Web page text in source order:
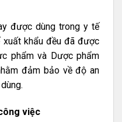
được dùng trong y tế
khẩu đều đã được
phẩm và Dược phẩm
đảm bảo về độ an
việc